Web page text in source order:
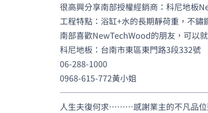
很高興分享南部授權經銷商：科尼地板
工程特點：浴缸+水的長期靜荷重，不鏽
南部喜歡NewTechWood的朋友，可以就
科尼地板：台南市東區東門路3段332號
06-288-1000
0968-615-772黃小姐
人生夫復何求………感謝業主的不凡品